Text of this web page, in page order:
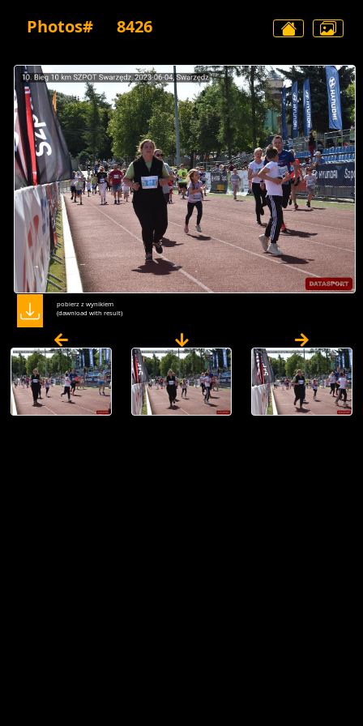
Photos# 8426
pobierz z wynikiem
(dawnload with result)